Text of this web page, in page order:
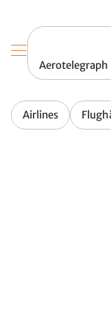
Aerotelegraph
Airlines